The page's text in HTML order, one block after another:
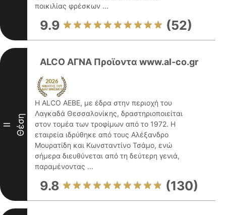
ποικιλίας φρέσκων ...
9.9 (52)
II Θέση
ALCO ΑΓΝΑ Προϊοντα www.al-co.gr
Η ALCO ΑΕΒΕ, με έδρα στην περιοχή του
Λαγκαδά Θεσσαλονίκης, δραστηριοποιείται
στον τομέα των τροφίμων από το 1972. Η
εταιρεία ιδρύθηκε από τους Αλέξανδρο
Μουρατίδη και Κωνσταντίνο Τσάμο, ενώ
σήμερα διευθύνεται από τη δεύτερη γενιά,
παραμένοντας ...
9.8 (130)